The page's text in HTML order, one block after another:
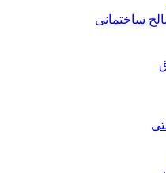
ساختمانی